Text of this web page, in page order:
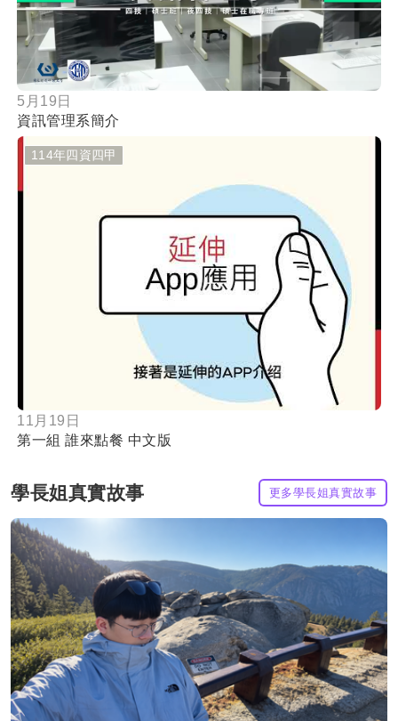
5月19日
資訊管理系簡介
按鈕
114年四資四甲
11月19日
第一組 誰來點餐 中文版
學長姐真實故事 更多學長姐真實故事